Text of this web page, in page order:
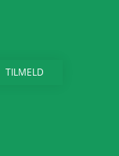
TILMELD